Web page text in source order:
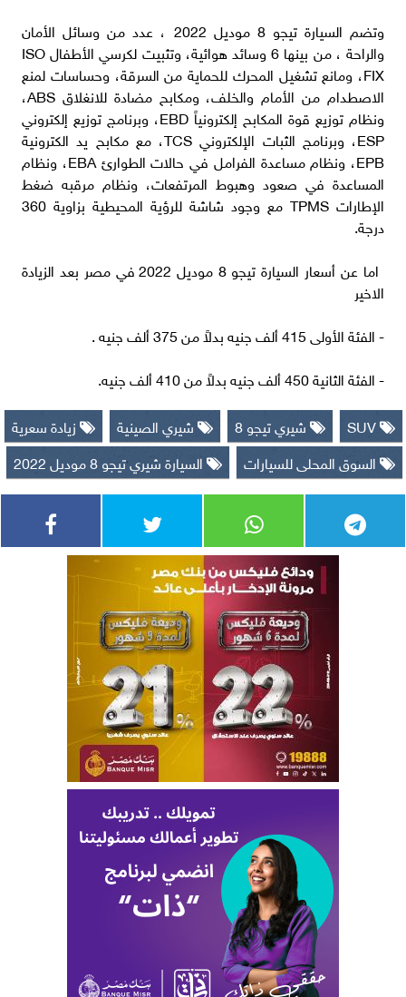
وتضم السيارة تيجو 8 موديل 2022 ، عدد من وسائل الأمان
والراحة ، من بينها 6 وسائد هوائية، وتثبيت لكرسي الأطفال ISO
FIX، ومانع تشغيل المحرك للحماية من السرقة، وحساسات لمنع
الاصطدام من الأمام والخلف، ومكابح مضادة للانغلاق ABS،
ونظام توزيع قوة المكابح إلكترونياً EBD، وبرنامج توزيع إلكتروني
ESP، وبرنامج الثبات الإلكتروني TCS، مع مكابح يد الكترونية
EPB، ونظام مساعدة الفرامل في حالات الطوارئ EBA، ونظام
المساعدة في صعود وهبوط المرتفعات، ونظام مرقبه ضغط
الإطارات TPMS مع وجود شاشة للرؤية المحيطية بزاوية 360
درجة.
اما عن أسعار السيارة تيجو 8 موديل 2022 في مصر بعد الزيادة
الاخير
- الفئة الأولى 415 ألف جنيه بدلاً من 375 ألف جنيه .
- الفئة الثانية 450 ألف جنيه بدلاً من 410 ألف جنيه.
شيري تيجو 8 شيري الصينية
زيادة سعرية
السوق المحلى للسيارات
السيارة شيري تيجو 8 موديل 2022